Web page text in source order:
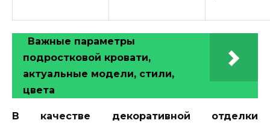
Важные параметры
подростковой кровати,
актуальные модели, стили,
цвета
В качестве декоративной отделки